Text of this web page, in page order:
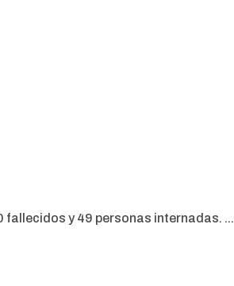
y 49 personas internadas. ...